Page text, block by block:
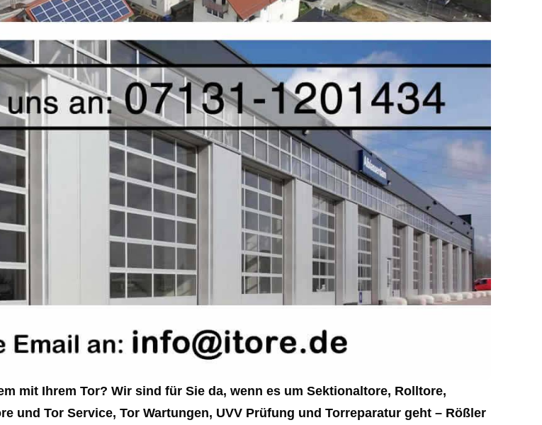
mit Ihrem Tor? Wir sind für Sie da, wenn es um Sektionaltore, Rolltore,
und Tor Service, Tor Wartungen, UVV Prüfung und Torreparatur geht – Rößler